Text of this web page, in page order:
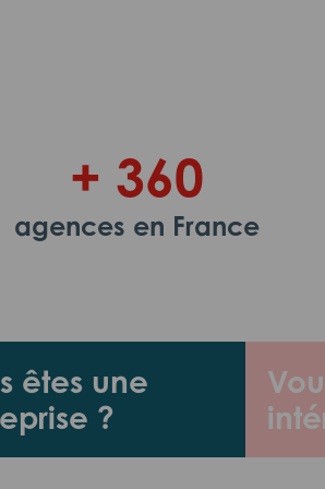
êtes une
?
+ 360
agences en France